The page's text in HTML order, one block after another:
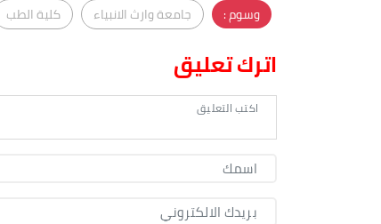
وسوم :
جامعة وارث الانبياء كلية الطب
اترك تعليق